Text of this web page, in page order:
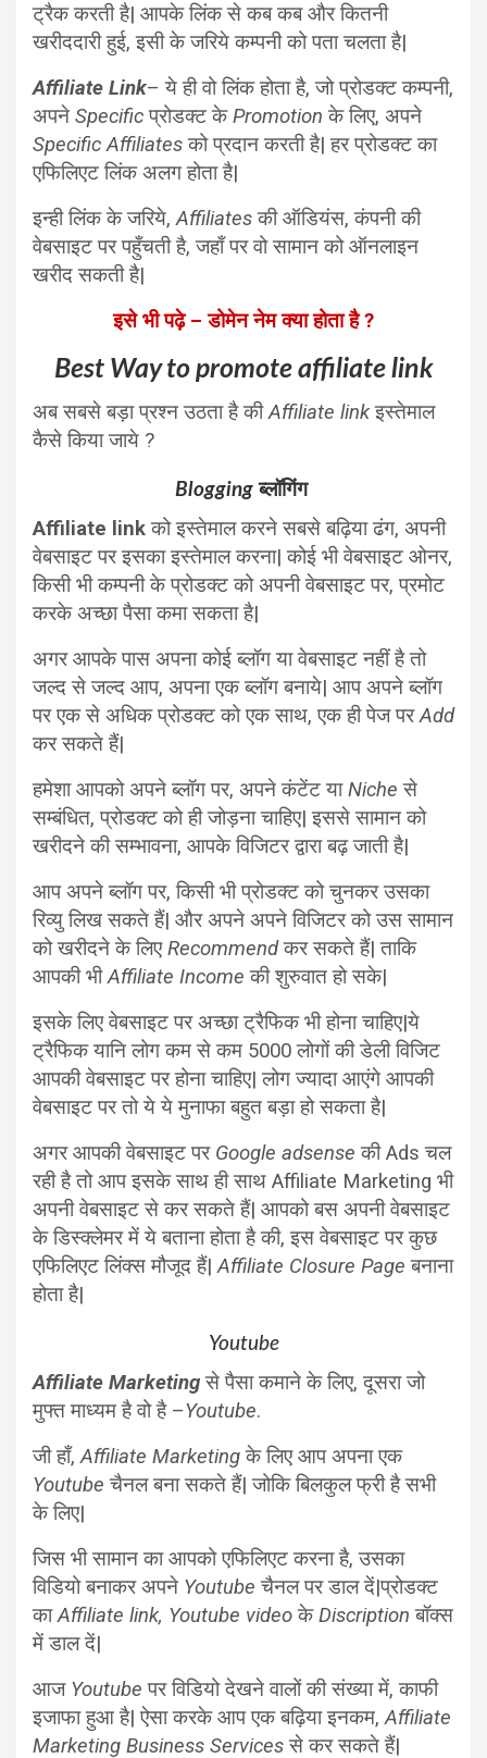
ट्रैक करती है| आपके लिंक से कब कब और कितनी
खरीददारी हुई, इसी के जरिये कम्पनी को पता चलता है|
Affiliate Link– ये ही वो लिंक होता है, जो प्रोडक्ट कम्पनी,
अपने Specificप्रोडक्ट केPromotionके लिए, अपने
Specific Affiliatesको प्रदान करती है| हर प्रोडक्ट का
एफिलिएट लिंक अलग होता है|
इन्ही लिंक के जरिये,Affiliatesकी ऑडियंस, कंपनी की
वेबसाइट पर पहुँचती है, जहाँ पर वो सामान को ऑनलाइन
खरीद सकती है|
इसे भी पढ़े – डोमेन नेम क्या होता है ?
Best Way to promote affiliate link
अब सबसे बड़ा प्रश्न उठता है कीAffiliate linkइस्तेमाल
कैसे किया जाये ?
Bloggingब्लॉगिंग
Affiliate linkको इस्तेमाल करने सबसे बढ़िया ढंग, अपनी
वेबसाइट पर इसका इस्तेमाल करना| कोई भी वेबसाइट ओनर,
किसी भी कम्पनी के प्रोडक्ट को अपनी वेबसाइट पर, प्रमोट
करके अच्छा पैसा कमा सकता है|
अगर आपके पास अपना कोई ब्लॉग या वेबसाइट नहीं है तो
जल्द से जल्द आप, अपना एक ब्लॉग बनाये| आप अपने ब्लॉग
पर एक से अधिक प्रोडक्ट को एक साथ, एक ही पेज परAdd
कर सकते हैं|
हमेशा आपको अपने ब्लॉग पर, अपने कंटेंट याNicheसे
सम्बंधित, प्रोडक्ट को ही जोड़ना चाहिए| इससे सामान को
खरीदने की सम्भावना, आपके विजिटर द्वारा बढ़ जाती है|
आप अपने ब्लॉग पर, किसी भी प्रोडक्ट को चुनकर उसका
रिव्यु लिख सकते हैं| और अपने अपने विजिटर को उस सामान
को खरीदने के लिएRecommendकर सकते हैं| ताकि
आपकी भीAffiliate Income की शुरुवात हो सके|
इसके लिए वेबसाइट पर अच्छा ट्रैफिक भी होना चाहिए|ये
ट्रैफिक यानि लोग कम से कम 5000 लोगों की डेली विजिट
आपकी वेबसाइट पर होना चाहिए| लोग ज्यादा आएंगे आपकी
वेबसाइट पर तो ये ये मुनाफा बहुत बड़ा हो सकता है|
अगर आपकी वेबसाइट पर Google adsense की Ads चल
रही है तो आप इसके साथ ही साथ Affiliate Marketing भी
अपनी वेबसाइट से कर सकते हैं| आपको बस अपनी वेबसाइट
के डिस्क्लेमर में ये बताना होता है की, इस वेबसाइट पर कुछ
एफिलिएट लिंक्स मौजूद हैं|Affiliate Closure Page बनाना
होता है|
Youtube
Affiliate Marketingसे पैसा कमाने के लिए, दूसरा जो
मुफ्त माध्यम है वो है –Youtube.
जी हाँ,Affiliate Marketingके लिए आप अपना एक
Youtube चैनल बना सकते हैं| जोकि बिलकुल फ्री है सभी
के लिए|
जिस भी सामान का आपको एफिलिएट करना है, उसका
विडियो बनाकर अपने Youtube चैनल पर डाल दें|प्रोडक्ट
काAffiliate link, Youtube videoकेDiscription बॉक्स
में डाल दें|
आज Youtube पर विडियो देखने वालों की संख्या में, काफी
इजाफा हुआ है| ऐसा करके आप एक बढ़िया इनकम,Affiliate
Marketing Business Servicesसे कर सकते हैं|